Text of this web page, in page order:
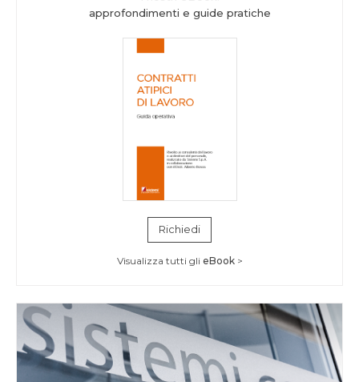
approfondimenti e guide pratiche
Richiedi
Visualizza tutti gli eBook>